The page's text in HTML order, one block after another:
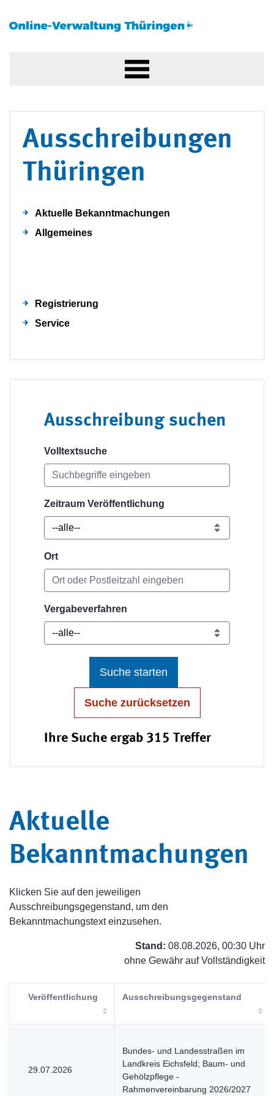
Ausschreibungen
Thüringen
Aktuelle Bekanntmachungen
Allgemeines
Registrierung
Service
Ausschreibung suchen
Volltextsuche
Zeitraum Veröffentlichung
Ort
Vergabeverfahren
Suche starten
Suche zurücksetzen
Ihre Suche ergab 315 Treffer
Aktuelle
Bekanntmachungen
Klicken Sie auf den jeweiligen
Ausschreibungsgegenstand, um den
Bekanntmachungstext einzusehen.
Stand: 08.08.2026, 00:30 Uhr
ohne Gewähr auf Vollständigkeit
Veröffentlichung Ausschreibungsgegenstand
29.07.2026
Bundes- und Landesstraßen im
Landkreis Eichsfeld; Baum- und
Gehölzpflege -
Rahmenvereinbarung 2026/2027